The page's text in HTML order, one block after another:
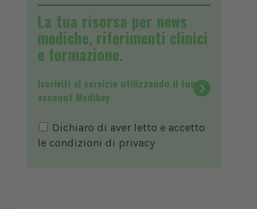
La tua risorsa per news
mediche, riferimenti clinici
e formazione.
Iscriviti al servizio utilizzando il tuo
account Medikey
Dichiaro di aver letto e accetto
le condizioni di privacy